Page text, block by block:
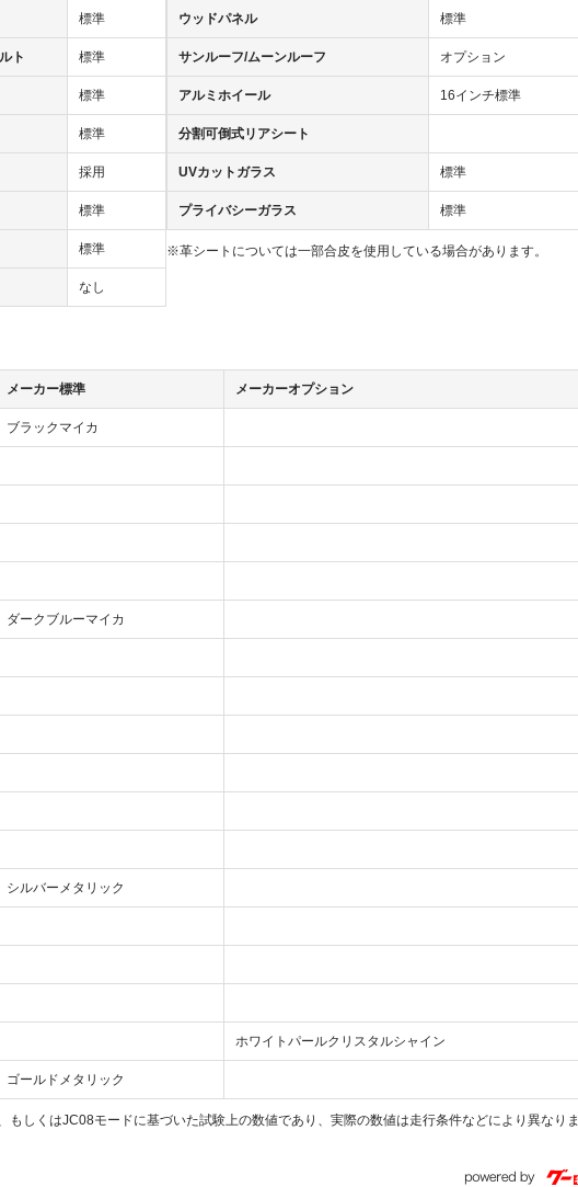
標準
ト 標準
標準
標準
採用
標準
標準
なし
ウッドパネル 標準
サンルーフ/ムーンルーフ オプション
アルミホイール 16インチ標準
分割可倒式リアシート
UVカットガラス 標準
プライバシーガラス 標準
※革シートについては一部合皮を使用している場合があります。
メーカー標準 メーカーオプション
ブラックマイカ
ダークブルーマイカ
シルバーメタリック
ホワイトパールクリスタルシャイン
ゴールドメタリック
しくはJC08モードに基づいた試験上の数値であり、実際の数値は走行条件などにより異なりま